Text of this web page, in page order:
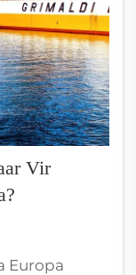
Vir
Europa